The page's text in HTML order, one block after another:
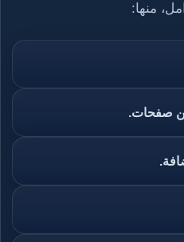
منها:
صفحات.